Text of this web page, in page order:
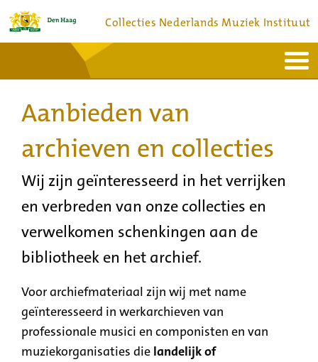
Collecties Nederlands Muziek Instituut
Bronnen en collecties
Dienstverlening
Bezoek
Over
Contact
Aanbieden van
archieven en collecties
Wij zijn geïnteresseerd in het verrijken
en verbreden van onze collecties en
verwelkomen schenkingen aan de
bibliotheek en het archief.
Voor archiefmateriaal zijn wij met name
geïnteresseerd in werkarchieven van
professionale musici en componisten en van
muziekorganisaties die landelijk of